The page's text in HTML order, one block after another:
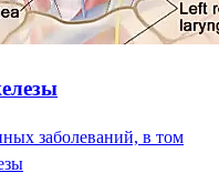
заболеваний, в том